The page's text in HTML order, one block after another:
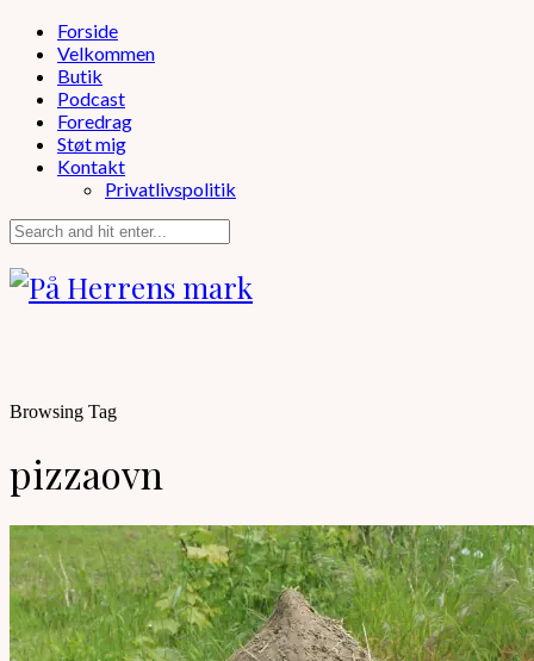
Forside
Velkommen
Butik
Podcast
Foredrag
Støt mig
Kontakt
Privatlivspolitik
Browsing Tag
pizzaovn